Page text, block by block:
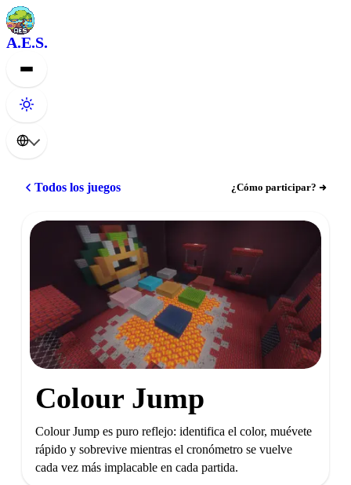
A.E.S.
Todos los juegos ¿Cómo participar?
Colour Jump
Colour Jump es puro reflejo: identifica el color, muévete
rápido y sobrevive mientras el cronómetro se vuelve
cada vez más implacable en cada partida.